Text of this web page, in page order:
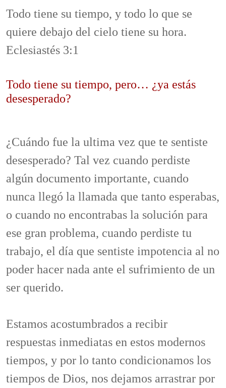
Todo tiene su tiempo, y todo lo que se
quiere debajo del cielo tiene su hora.
Eclesiastés 3:1
Todo tiene su tiempo, pero… ¿ya estás
desesperado?
¿Cuándo fue la ultima vez que te sentiste
desesperado? Tal vez cuando perdiste
algún documento importante, cuando
nunca llegó la llamada que tanto esperabas,
o cuando no encontrabas la solución para
ese gran problema, cuando perdiste tu
trabajo, el día que sentiste impotencia al no
poder hacer nada ante el sufrimiento de un
ser querido.
Estamos acostumbrados a recibir
respuestas inmediatas en estos modernos
tiempos, y por lo tanto condicionamos los
tiempos de Dios, nos dejamos arrastrar por